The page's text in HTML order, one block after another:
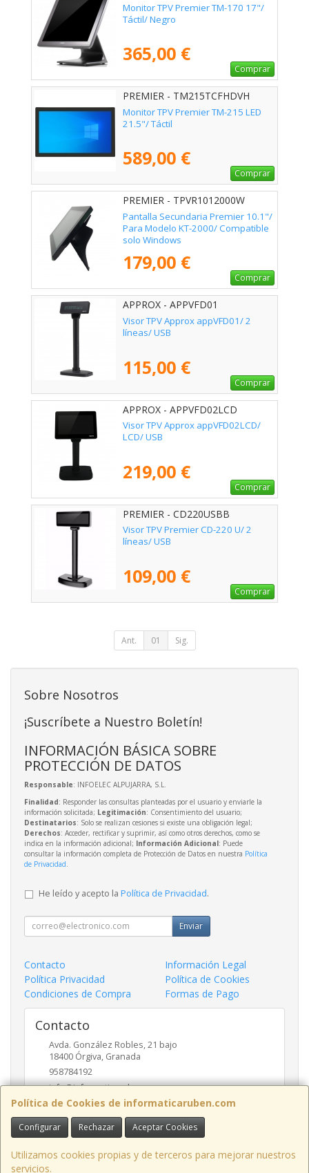
Monitor TPV Premier TM-170 17"/
Táctil/ Negro
365,00 €
Comprar
PREMIER - TM215TCFHDVH
Monitor TPV Premier TM-215 LED
21.5"/ Táctil
589,00 €
Comprar
PREMIER - TPVR1012000W
Pantalla Secundaria Premier 10.1"/
Para Modelo KT-2000/ Compatible
solo Windows
179,00 €
Comprar
APPROX - APPVFD01
Visor TPV Approx appVFD01/ 2
líneas/ USB
115,00 €
Comprar
APPROX - APPVFD02LCD
Visor TPV Approx appVFD02LCD/
LCD/ USB
219,00 €
Comprar
PREMIER - CD220USBB
Visor TPV Premier CD-220 U/ 2
líneas/ USB
109,00 €
Comprar
Ant. 01 Sig.
Política de Cookies de informaticaruben.com
Configurar Rechazar Aceptar Cookies
Utilizamos cookies propias y de terceros para mejorar nuestros
servicios.
Sobre Nosotros
¡Suscríbete a Nuestro Boletín!
INFORMACIÓN BÁSICA SOBRE
PROTECCIÓN DE DATOS
Responsable: INFOELEC ALPUJARRA, S.L.
Finalidad: Responder las consultas planteadas por el usuario y enviarle la
información solicitada; Legitimación: Consentimiento del usuario;
Destinatarios: Solo se realizan cesiones si existe una obligación legal;
Derechos: Acceder, rectificar y suprimir, así como otros derechos, como se
indica en la información adicional; Información Adicional: Puede
consultar la información completa de Protección de Datos en nuestra Política
de Privacidad
He leído y acepto la Política de Privacidad.
Enviar
Contacto
Información Legal
Política Privacidad
Política de Cookies
Condiciones de Compra
Formas de Pago
Contacto
Avda. González Robles, 21 bajo
18400 Órgiva, Granada
958784192
info@informaticaruben.com
Horario
9.30 a 14 y 17 a 20 horas